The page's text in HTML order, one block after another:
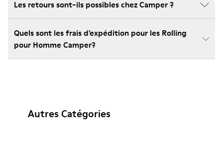
Les retours sont-ils possibles chez Camper ?
Quels sont les frais d'expédition pour les Rolling
pour Homme Camper?
Autres Catégories